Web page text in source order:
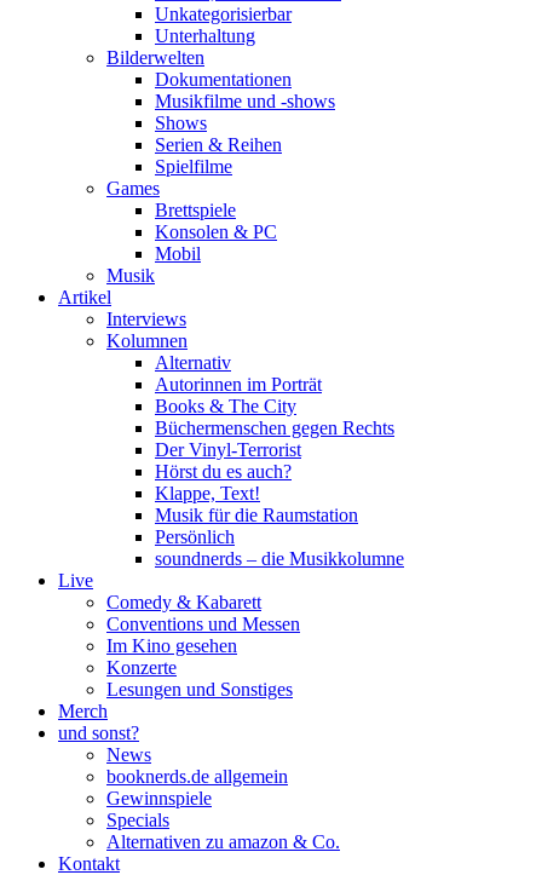
Unkategorisierbar
Unterhaltung
Bilderwelten
Dokumentationen
Musikfilme und -shows
Shows
Serien & Reihen
Spielfilme
Games
Brettspiele
Konsolen & PC
Mobil
Musik
Artikel
Interviews
Kolumnen
Alternativ
Autorinnen im Porträt
Books & The City
Büchermenschen gegen Rechts
Der Vinyl-Terrorist
Hörst du es auch?
Klappe, Text!
Musik für die Raumstation
Persönlich
soundnerds – die Musikkolumne
Live
Comedy & Kabarett
Conventions und Messen
Im Kino gesehen
Konzerte
Lesungen und Sonstiges
Merch
und sonst?
News
booknerds.de allgemein
Gewinnspiele
Specials
Alternativen zu amazon & Co.
Kontakt